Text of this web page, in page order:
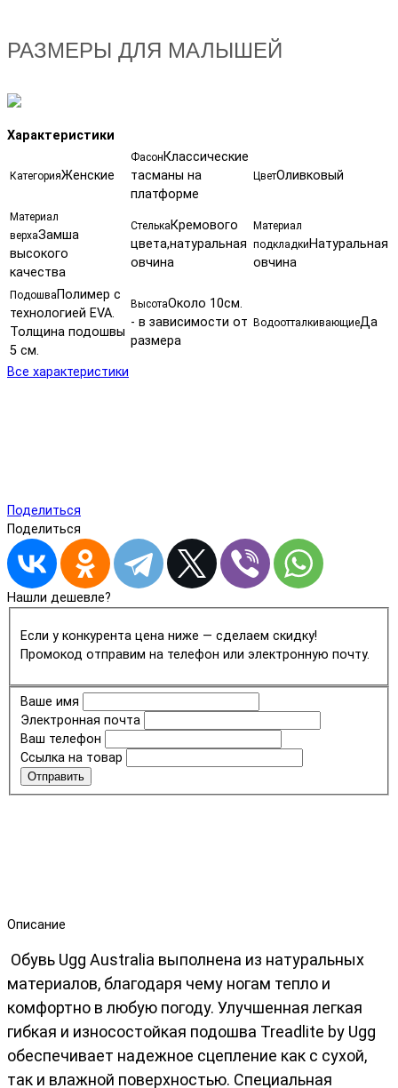
РАЗМЕРЫ ДЛЯ МАЛЫШЕЙ
Характеристики
КатегорияЖенские
Фасон Классические
тасманы на
платформе
ЦветОливковый
Материал
верхаЗамша
высокого
качества
Стелька Кремового
цвета,натуральная
овчина
Материал
подкладки Натуральная
овчина
Подошва Полимер с
технологией EVA.
Толщина подошвы
5 см.
ВысотаОколо 10см.
- в зависимости от
размера
ВодоотталкивающиеДа
Все характеристики
Поделиться
Поделиться
Нашли дешевле?
Если у конкурента цена ниже — сделаем скидку!
Промокод отправим на телефон или электронную почту.
Ваше имя
Электронная почта
Ваш телефон
Ссылка на товар
Отправить
Описание
Обувь Ugg Australia выполнена из натуральных
материалов, благодаря чему ногам тепло и
комфортно в любую погоду. Улучшенная легкая
гибкая и износостойкая подошва Treadlite by Ugg
обеспечивает надежное сцепление как с сухой,
так и влажной поверхностью. Специальная